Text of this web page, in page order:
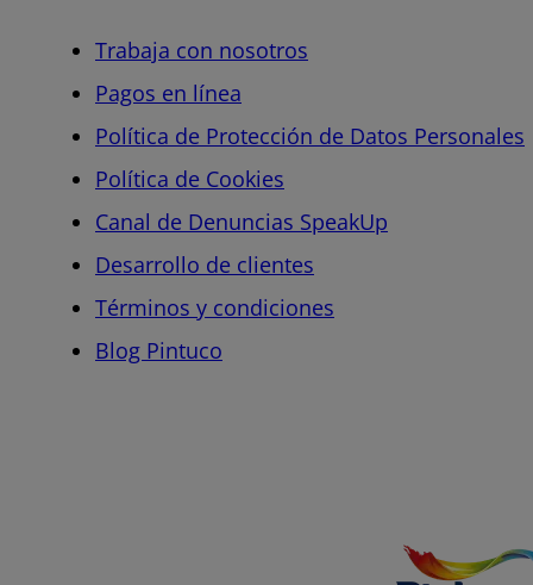
Trabaja con nosotros
Pagos en línea
Política de Protección de Datos Personales
Política de Cookies
Canal de Denuncias SpeakUp
Desarrollo de clientes
Términos y condiciones
Blog Pintuco